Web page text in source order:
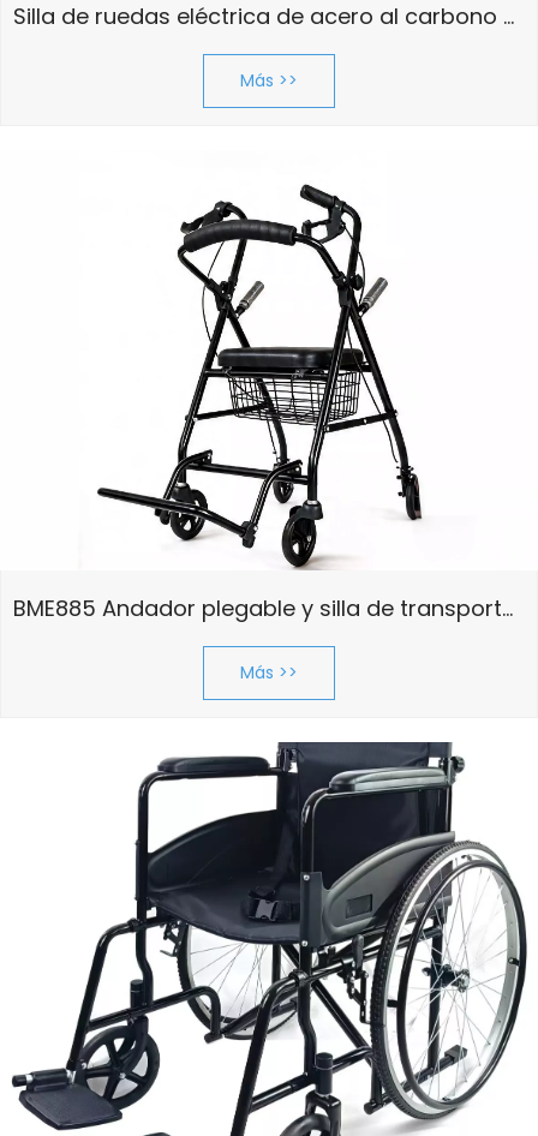
Silla de ruedas eléctrica de acero al carbono de alta resistencia BME1906 con batería de plomo-ácido
Más >>
BME885 Andador plegable y silla de transporte 2 en 1 con asiento acolchado y reposapiés plegable
Más >>